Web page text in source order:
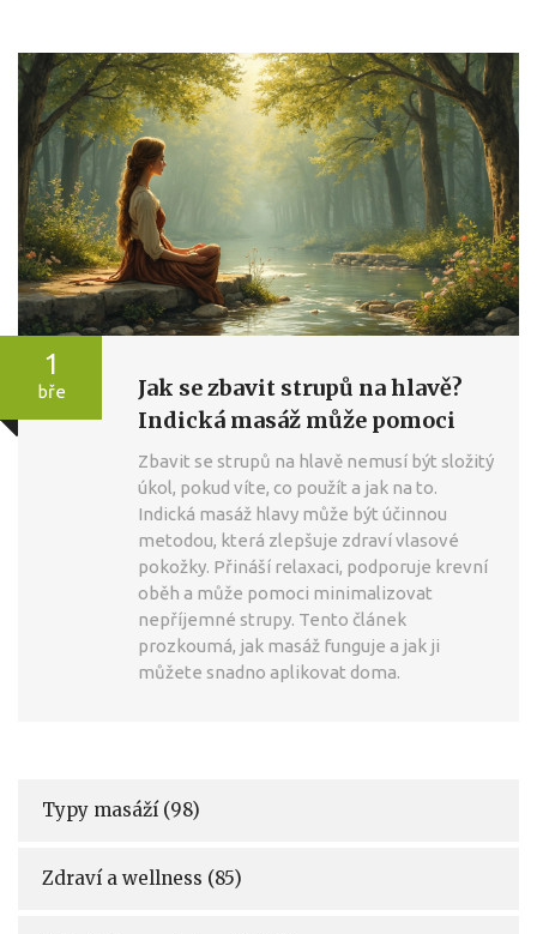
1
bře
Jak se zbavit strupů na hlavě?
Indická masáž může pomoci
Zbavit se strupů na hlavě nemusí být složitý
úkol, pokud víte, co použít a jak na to.
Indická masáž hlavy může být účinnou
metodou, která zlepšuje zdraví vlasové
pokožky. Přináší relaxaci, podporuje krevní
oběh a může pomoci minimalizovat
nepříjemné strupy. Tento článek
prozkoumá, jak masáž funguje a jak ji
můžete snadno aplikovat doma.
Typy masáží (98)
Zdraví a wellness (85)